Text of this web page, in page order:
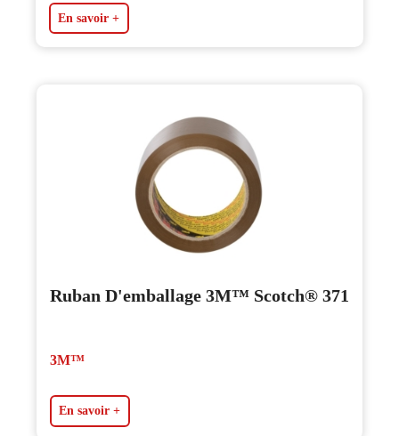
En savoir +
Ruban D'emballage 3M™ Scotch® 371
3M™
En savoir +